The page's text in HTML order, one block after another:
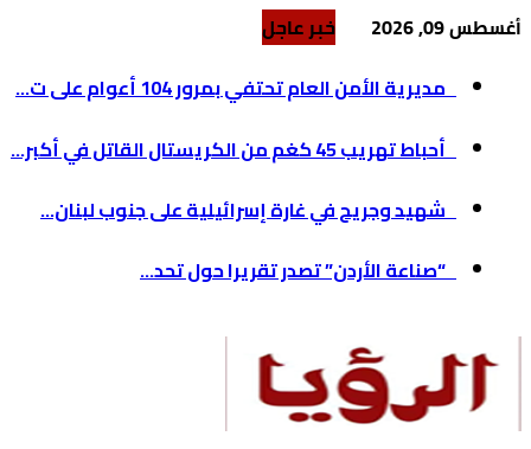
أغسطس 09, 2026
خبر عاجل
مديرية الأمن العام تحتفي بمرور 104 أعوام على ت...
أحباط تهريب 45 كغم من الكريستال القاتل في أكبر...
شهيد وجريح في غارة إسرائيلية على جنوب لبنان...
“صناعة الأردن” تصدر تقريرا حول تحد...